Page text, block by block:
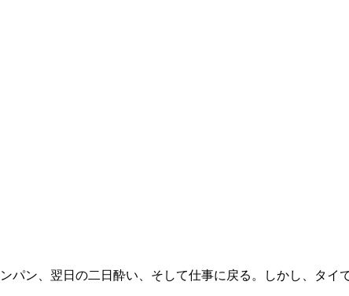
ン、翌日の二日酔い、そして仕事に戻る。しかし、タイ